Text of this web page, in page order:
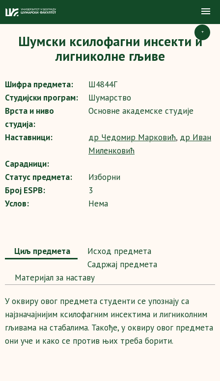
+
Шумски ксилофагни инсекти и
лигниколне гљиве
Шифра предмета:
Ш4844Г
Студијски програм:
Шумарство
Врста и ниво
студија:
Основне академске студије
Наставници: др Чедомир Марковић, др Иван
Миленковић
Сарадници:
Статус предмета:
Изборни
Број ESPB:
3
Услов:
Нема
Циљ предмета
Исход предмета
Садржај предмета
Maтеријал за наставу
У оквиру овог предмета студенти се упознају са
најзначајнијим ксилофагним инсектима и лигниколним
гљивама на стабалима. Такође, у оквиру овог предмета
они уче и како се против њих треба борити.